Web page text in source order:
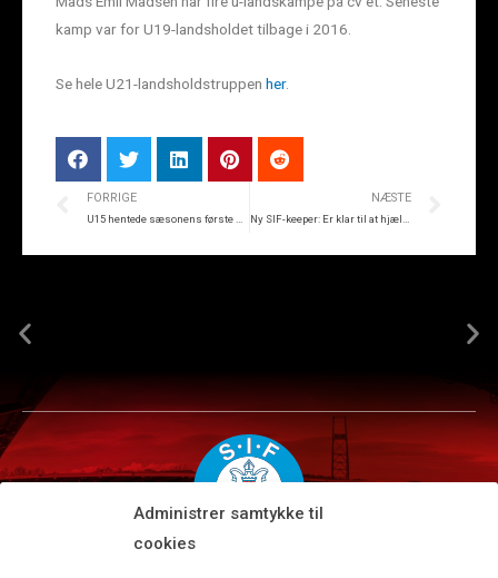
Administrer samtykke til
cookies
kamp var for U19-landsholdet tilbage i 2016.
Se hele U21-landsholdstruppen her.
FORRIGE NÆSTE